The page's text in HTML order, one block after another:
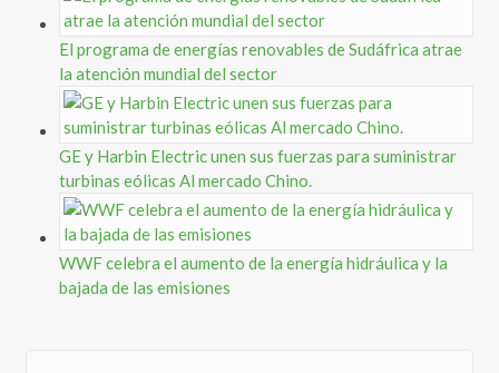
El programa de energías renovables de Sudáfrica atrae
la atención mundial del sector
GE y Harbin Electric unen sus fuerzas para suministrar
turbinas eólicas Al mercado Chino.
WWF celebra el aumento de la energía hidráulica y la
bajada de las emisiones